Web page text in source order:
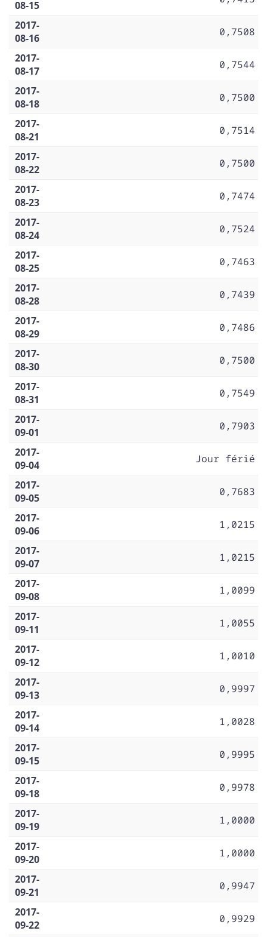
08-15
2017-
08-16
0,7508
2017-
08-17
0,7544
2017-
08-18
0,7500
2017-
08-21
0,7514
2017-
08-22
0,7500
2017-
08-23
0,7474
2017-
08-24
0,7524
2017-
08-25
0,7463
2017-
08-28
0,7439
2017-
08-29
0,7486
2017-
08-30
0,7500
2017-
08-31
0,7549
2017-
09-01
0,7903
2017-
09-04
Jour férié
2017-
09-05
0,7683
2017-
09-06
1,0215
2017-
09-07
1,0215
2017-
09-08
1,0099
2017-
09-11
1,0055
2017-
09-12
1,0010
2017-
09-13
0,9997
2017-
09-14
1,0028
2017-
09-15
0,9995
2017-
09-18
0,9978
2017-
09-19
1,0000
2017-
09-20
1,0000
2017-
09-21
0,9947
2017-
09-22
0,9929